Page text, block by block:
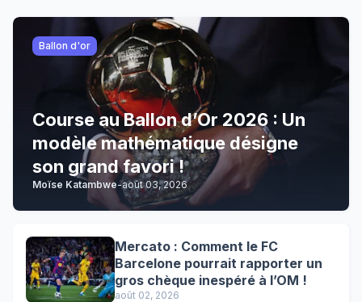
Ballon d'or
Course au Ballon d’Or 2026 : Un
modèle mathématique désigne
son grand favori !
Moïse Katambwe-août 03, 2026
Mercato : Comment le FC
Barcelone pourrait rapporter un
gros chèque inespéré à l’OM !
août 02, 2026